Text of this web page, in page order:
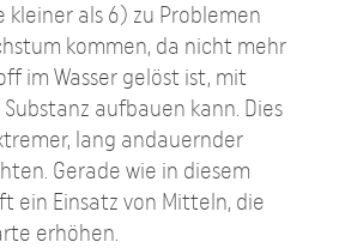
als 6) zu Problemen
kommen, da nicht mehr
im Wasser gelöst ist, mit
aufbauen kann. Dies
lang andauernder
Gerade wie in diesem
ein Einsatz von Mitteln, die
erhöhen.